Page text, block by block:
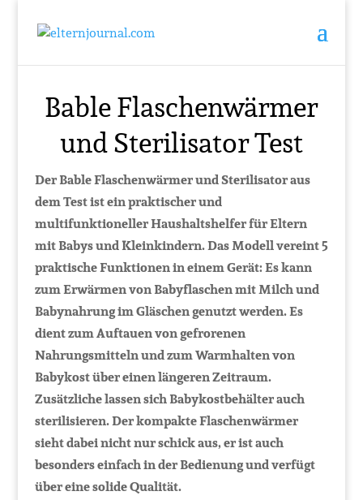
Bable Flaschenwärmer
und Sterilisator Test
Der Bable Flaschenwärmer und Sterilisator aus
dem Test ist ein praktischer und
multifunktioneller Haushaltshelfer für Eltern
mit Babys und Kleinkindern. Das Modell vereint 5
praktische Funktionen in einem Gerät: Es kann
zum Erwärmen von Babyflaschen mit Milch und
Babynahrung im Gläschen genutzt werden. Es
dient zum Auftauen von gefrorenen
Nahrungsmitteln und zum Warmhalten von
Babykost über einen längeren Zeitraum.
Zusätzliche lassen sich Babykostbehälter auch
sterilisieren. Der kompakte Flaschenwärmer
sieht dabei nicht nur schick aus, er ist auch
besonders einfach in der Bedienung und verfügt
über eine solide Qualität.